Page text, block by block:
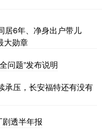
居6年、净身出户带儿
大勋章
问题”发布说明
承压，长安福特还有没有
透半年报